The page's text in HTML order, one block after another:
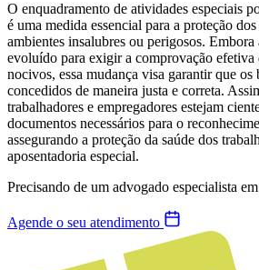
O enquadramento de atividades especiais
é uma medida essencial para a proteção
ambientes insalubres ou perigosos. Embora
evoluído para exigir a comprovação efetiva
nocivos, essa mudança visa garantir que os
concedidos de maneira justa e correta.
trabalhadores e empregadores estejam
documentos necessários para o
assegurando a proteção da saúde dos
aposentadoria especial.
Precisando de um advogado especialista
Agende o seu atendimento